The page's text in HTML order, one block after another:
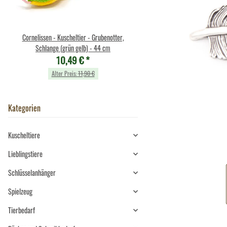
Cornelissen - Kuscheltier - Grubenotter,
Schlange (grün gelb) - 44 cm
10,49 €*
Alter Preis:11,90 €
Cornelissen - Kuscheltier -
mit Band (rot) - 23
10,49 €*
Kategorien
Kuscheltiere
Lieblingstiere
Schlüsselanhänger
Spielzeug
Tierbedarf